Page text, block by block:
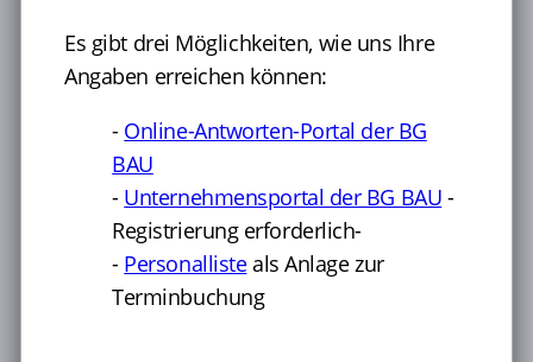
2. Eine Terminoption wählen
3. Erforderliche Daten eingeben und Termin
4. Sie erhalten im Anschluss eine
Buchungsbestätigung mit allen Angaben per E-
Mail
Damit wir Ihnen einen passenden Termin anbieten
können, benötigen wiraktuelle Angaben zu Ihrem
Unternehmensowie dieKontaktdaten der
Beschäftigten, für die Sie Termine bei uns buchen
Es gibt drei Möglichkeiten, wie uns Ihre
Angaben erreichen können:
- Online-Antworten-Portal der BG
BAU
- Unternehmensportal der BG BAU -
Registrierung erforderlich-
- Personallisteals Anlage zur
Terminbuchung